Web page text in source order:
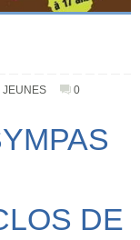
JEUNES 0
DE